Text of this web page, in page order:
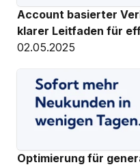
Account basierter
klarer Leitfaden für
02.05.2025
Optimierung für